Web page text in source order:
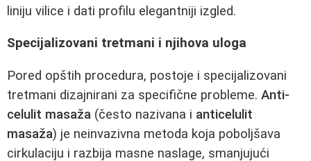
liniju vilice i dati profilu elegantniji izgled.
Specijalizovani tretmani i njihova uloga
Pored opštih procedura, postoje i specijalizovani
tretmani dizajnirani za specifične probleme. Anti-
celulit masaža (često nazivana i anticelulit
masaža) je neinvazivna metoda koja poboljšava
cirkulaciju i razbija masne naslage, smanjujući